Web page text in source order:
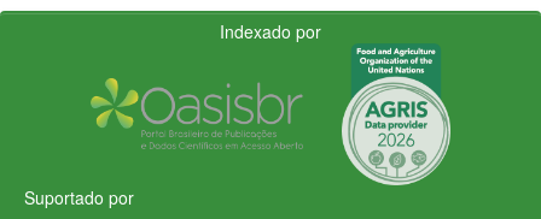
Indexado por
Suportado por